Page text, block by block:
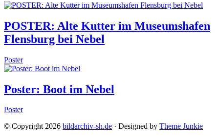
POSTER: Alte Kutter im Museumshafen
Flensburg bei Nebel
Poster
Poster: Boot im Nebel
Poster
© Copyright 2026 bildarchiv-sh.de · Designed by Theme Junkie